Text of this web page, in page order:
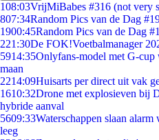
108:03VrijMiBabes #316 (not very
807:34Random Pics van de Dag
1900:45Random Pics van de Dag
221:30De FOK!Voetbalmanager
5914:35Onlyfans-model met G-
maan
2214:09Huisarts per direct uit vak
1610:32Drone met explosieven bij
hybride aanval
5609:33Waterschappen slaan alarm
leeg